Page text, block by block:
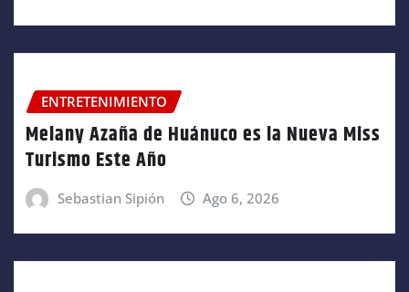
ENTRETENIMIENTO
Melany Azaña de Huánuco es la Nueva Miss
Turismo Este Año
Sebastian Sipión Ago 6, 2026